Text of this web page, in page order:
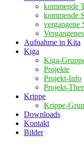
kommende
kommende
vergangene
Aufnahme in Kita
Kiga
Kiga-
Projekte
Projekt-Info
Projekt-
Krippe
Krippe-
Downloads
Kontakt
Bilder